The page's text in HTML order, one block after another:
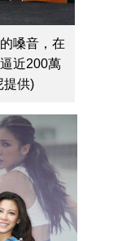
嗓音，在
近200萬
提供)